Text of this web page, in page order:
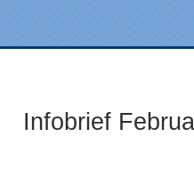
Infobrief